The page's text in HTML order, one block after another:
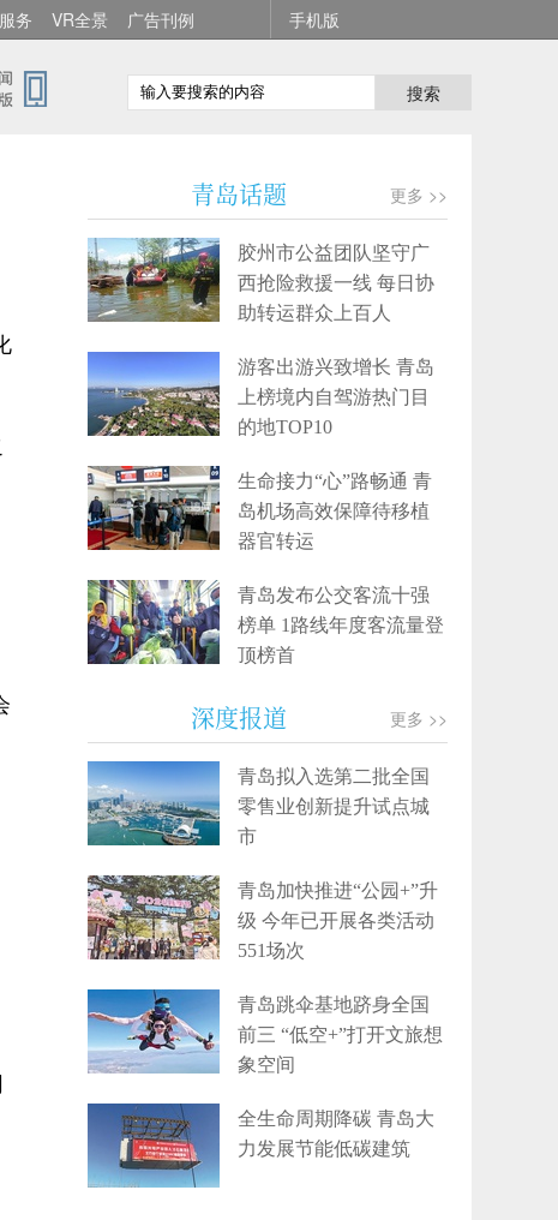
务 VR全景 广告刊例 手机版
搜索
青岛话题 更多 >>
胶州市公益团队坚守广
西抢险救援一线 每日协
助转运群众上百人
游客出游兴致增长 青岛
上榜境内自驾游热门目
的地TOP10
生命接力“心”路畅通 青
岛机场高效保障待移植
器官转运
青岛发布公交客流十强
榜单 1路线年度客流量登
顶榜首
深度报道 更多 >>
青岛拟入选第二批全国
零售业创新提升试点城
市
青岛加快推进“公园+”升
级 今年已开展各类活动
551场次
青岛跳伞基地跻身全国
前三 “低空+”打开文旅想
象空间
全生命周期降碳 青岛大
力发展节能低碳建筑